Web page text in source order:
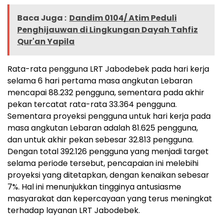
Baca Juga : Dandim 0104/ Atim Peduli
Penghijauwan di Lingkungan Dayah Tahfiz
Qur'an Yapila
Rata-rata pengguna LRT Jabodebek pada hari kerja
selama 6 hari pertama masa angkutan Lebaran
mencapai 88.232 pengguna, sementara pada akhir
pekan tercatat rata-rata 33.364 pengguna.
Sementara proyeksi pengguna untuk hari kerja pada
masa angkutan Lebaran adalah 81.625 pengguna,
dan untuk akhir pekan sebesar 32.813 pengguna.
Dengan total 392.126 pengguna yang menjadi target
selama periode tersebut, pencapaian ini melebihi
proyeksi yang ditetapkan, dengan kenaikan sebesar
7%. Hal ini menunjukkan tingginya antusiasme
masyarakat dan kepercayaan yang terus meningkat
terhadap layanan LRT Jabodebek.